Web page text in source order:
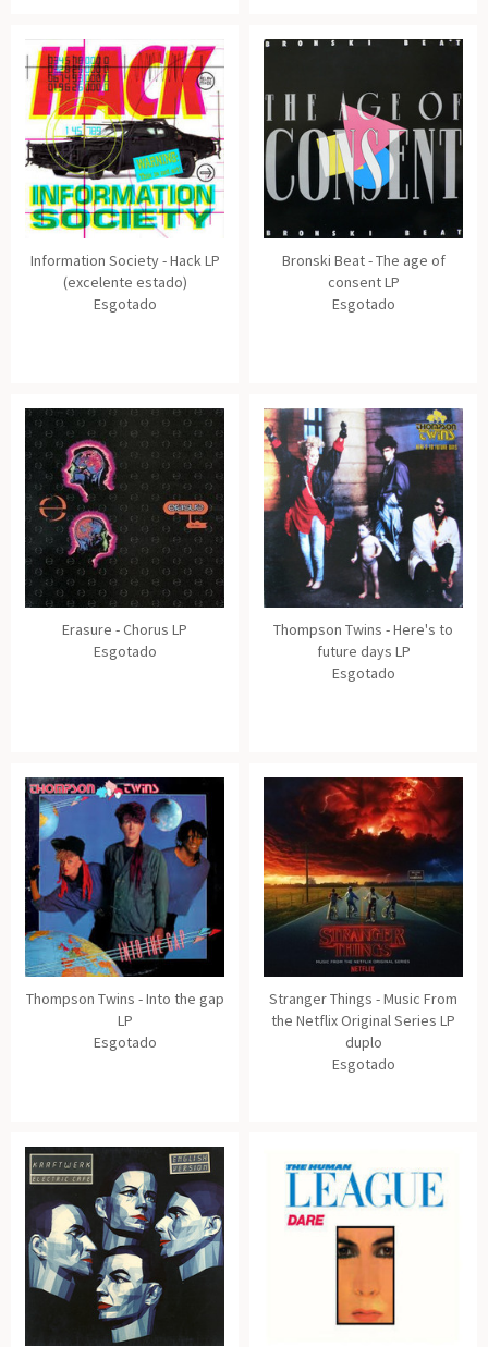
Information Society - Hack LP
(excelente estado)
Esgotado
Bronski Beat - The age of
consent LP
Esgotado
Erasure - Chorus LP
Esgotado
Thompson Twins - Here's to
future days LP
Esgotado
Thompson Twins - Into the gap
LP
Esgotado
Stranger Things - Music From
the Netflix Original Series LP
duplo
Esgotado